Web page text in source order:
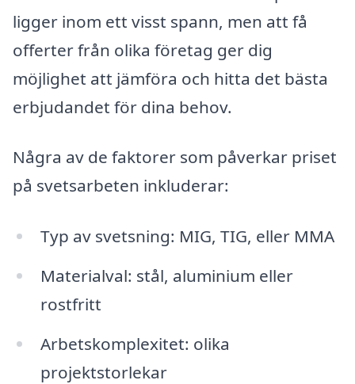
ligger inom ett visst spann, men att få
offerter från olika företag ger dig
möjlighet att jämföra och hitta det bästa
erbjudandet för dina behov.
Några av de faktorer som påverkar priset
på svetsarbeten inkluderar:
Typ av svetsning: MIG, TIG, eller MMA
Materialval: stål, aluminium eller
rostfritt
Arbetskomplexitet: olika
projektstorlekar